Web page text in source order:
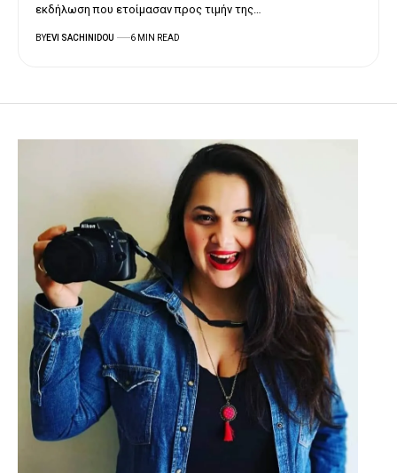
εκδήλωση που ετοίμασαν προς τιμήν της…
BYEVI SACHINIDOU 6 MIN READ